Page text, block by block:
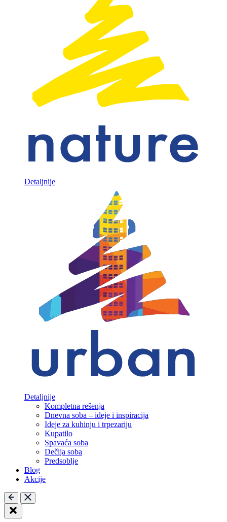
Detaljnije
Detaljnije
Kompletna rešenja
Dnevna soba – ideje i inspiracija
Ideje za kuhinju i trpezariju
Kupatilo
Spavaća soba
Dečija soba
Predsoblje
Blog
Akcije